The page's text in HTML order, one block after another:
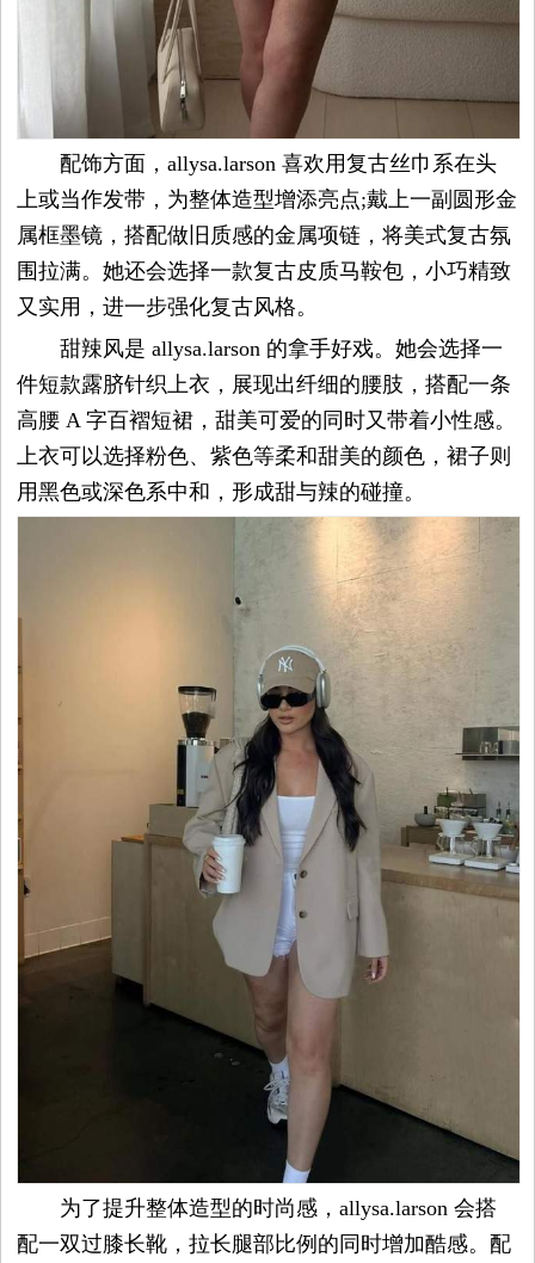
配饰方面，allysa.larson 喜欢用复古丝巾系在头
上或当作发带，为整体造型增添亮点;戴上一副圆形金
属框墨镜，搭配做旧质感的金属项链，将美式复古氛
围拉满。她还会选择一款复古皮质马鞍包，小巧精致
又实用，进一步强化复古风格。
甜辣风是 allysa.larson 的拿手好戏。她会选择一
件短款露脐针织上衣，展现出纤细的腰肢，搭配一条
高腰 A 字百褶短裙，甜美可爱的同时又带着小性感。
上衣可以选择粉色、紫色等柔和甜美的颜色，裙子则
用黑色或深色系中和，形成甜与辣的碰撞。
为了提升整体造型的时尚感，allysa.larson 会搭
配一双过膝长靴，拉长腿部比例的同时增加酷感。配